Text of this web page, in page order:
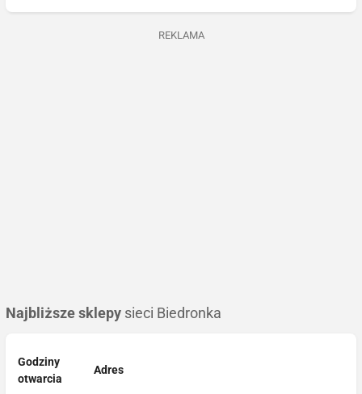
REKLAMA
Najbliższe sklepy sieci Biedronka
Godziny
otwarcia
Adres